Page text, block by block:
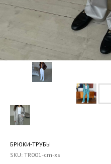
БРЮКИ-ТРУБЫ
SKU: TR001-cm-xs